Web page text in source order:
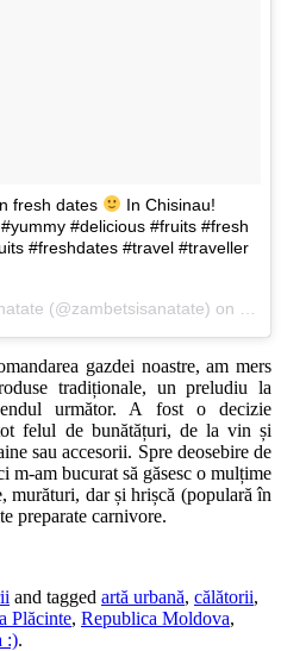
fresh dates
In Chisinau!
#delicious #fruits #fresh
#freshdates #travel #traveller
gazdei noastre, am mers
tradiționale, un preludiu la
următor. A fost o decizie
felul de bunătățuri, de la vin și
sau accesorii. Spre deosebire de
m-am bucurat să găsesc o mulțime
murături, dar și hrișcă (populară în
preparate carnivore.
and tagged artă urbană, călătorii,
Plăcinte, Republica Moldova,
:).